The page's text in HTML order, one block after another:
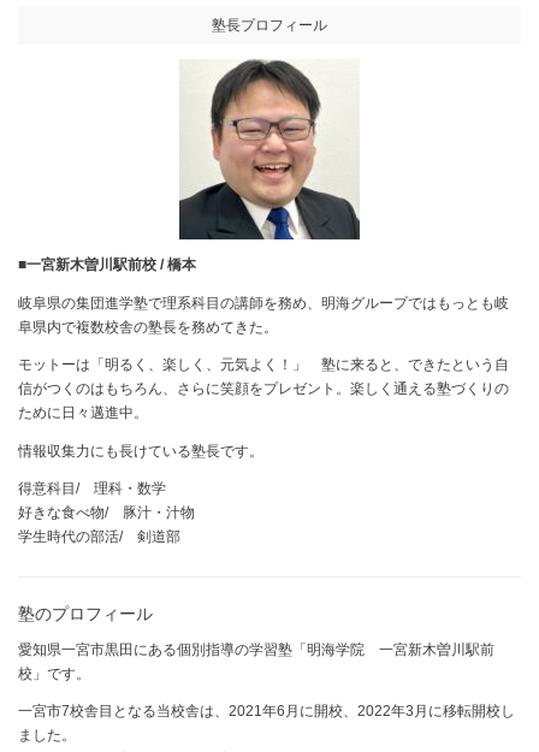
塾長プロフィール
■一宮新木曽川駅前校 / 橋本
岐阜県の集団進学塾で理系科目の講師を務め、明海グループではもっとも岐
阜県内で複数校舎の塾長を務めてきた。
モットーは「明るく、楽しく、元気よく！」 塾に来ると、できたという自
信がつくのはもちろん、さらに笑顔をプレゼント。楽しく通える塾づくりの
ために日々邁進中。
情報収集力にも長けている塾長です。
得意科目/ 理科・数学
好きな食べ物/ 豚汁・汁物
学生時代の部活/ 剣道部
塾のプロフィール
愛知県一宮市黒田にある個別指導の学習塾「明海学院 一宮新木曽川駅前
校」です。
一宮市7校舎目となる当校舎は、2021年6月に開校、2022年3月に移転開校し
ました。